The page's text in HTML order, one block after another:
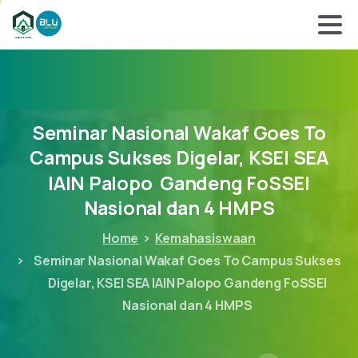
Seminar Nasional Wakaf Goes To
CampusSukses Digelar, KSEI SEA
IAIN Palopo Gandeng FoSSEI
Nasional dan 4 HMPS
Home
Kemahasiswaan
Seminar Nasional Wakaf Goes To Campus Sukses
Digelar, KSEI SEA IAIN Palopo Gandeng FoSSEI
Nasional dan 4 HMPS